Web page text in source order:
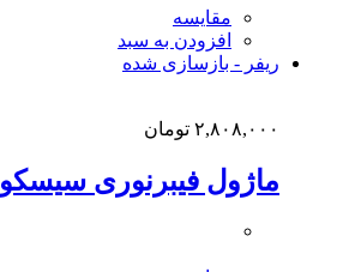
مقایسه
افزودن به سبد
ریفر - بازسازی شده
۲,۸۰۸,۰۰۰ تومان
ماژول فیبرنوری سیسکو X2-10GB-LR